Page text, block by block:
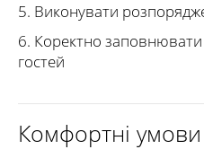
5. Виконувати
6. Коректно заповнювати
гостей
Комфортні умови